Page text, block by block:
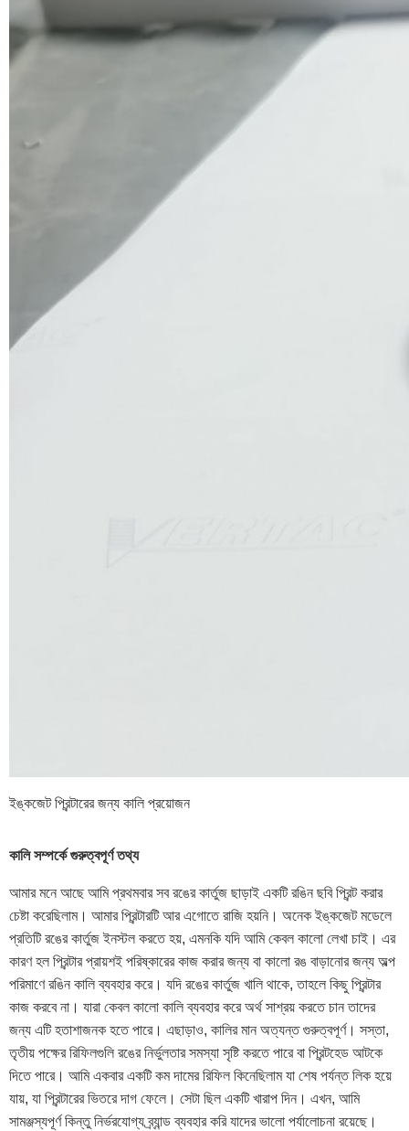
ইঙ্কজেট প্রিন্টারের জন্য কালি প্রয়োজন
কালি সম্পর্কে গুরুত্বপূর্ণ তথ্য
আমার মনে আছে আমি প্রথমবার সব রঙের কার্তুজ ছাড়াই একটি রঙিন ছবি প্রিন্ট করার
চেষ্টা করেছিলাম। আমার প্রিন্টারটি আর এগোতে রাজি হয়নি। অনেক ইঙ্কজেট মডেলে
প্রতিটি রঙের কার্তুজ ইনস্টল করতে হয়, এমনকি যদি আমি কেবল কালো লেখা চাই। এর
কারণ হল প্রিন্টার প্রায়শই পরিষ্কারের কাজ করার জন্য বা কালো রঙ বাড়ানোর জন্য অল্প
পরিমাণে রঙিন কালি ব্যবহার করে। যদি রঙের কার্তুজ খালি থাকে, তাহলে কিছু প্রিন্টার
কাজ করবে না। যারা কেবল কালো কালি ব্যবহার করে অর্থ সাশ্রয় করতে চান তাদের
জন্য এটি হতাশাজনক হতে পারে। এছাড়াও, কালির মান অত্যন্ত গুরুত্বপূর্ণ। সস্তা,
তৃতীয় পক্ষের রিফিলগুলি রঙের নির্ভুলতার সমস্যা সৃষ্টি করতে পারে বা প্রিন্টহেড আটকে
দিতে পারে। আমি একবার একটি কম দামের রিফিল কিনেছিলাম যা শেষ পর্যন্ত লিক হয়ে
যায়, যা প্রিন্টারের ভিতরে দাগ ফেলে। সেটা ছিল একটি খারাপ দিন। এখন, আমি
সামঞ্জস্যপূর্ণ কিন্তু নির্ভরযোগ্য ব্র্যান্ড ব্যবহার করি যাদের ভালো পর্যালোচনা রয়েছে।